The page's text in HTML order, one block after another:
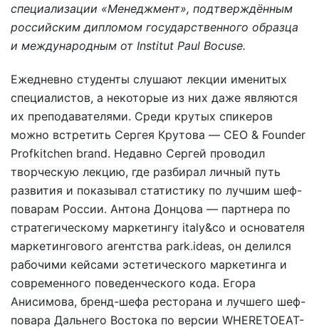
специализации «Менеджмент», подтверждённым
российским дипломом государственного образца
и международным от Institut Paul Bocuse.
Ежедневно студенты слушают лекции именитых
специалистов, а некоторые из них даже являются
их преподавателями. Среди крутых спикеров
можно встретить Сергея Крутова — CEO & Founder
Profkitchen brand. Недавно Сергей проводил
творческую лекцию, где разбирал личный путь
развития и показывал статистику по лучшим шеф-
поварам России. Антона Донцова — партнера по
стратегическому маркетингу italy&co и основателя
маркетингового агентства park.ideas, он делился
рабочими кейсами эстетического маркетинга и
современного поведенческого кода. Егора
Анисимова, бренд-шефа ресторана и лучшего шеф-
повара Дальнего Востока по версии WHERETOEAT-